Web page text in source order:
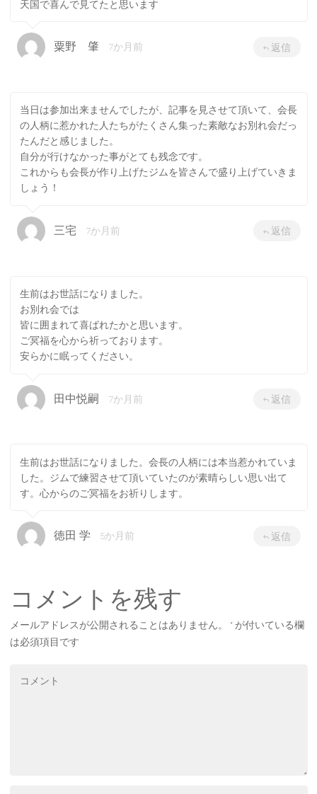
天国で喜んで見てたと思います
粟野 肇 7か月前 返信
当日は参加出来ませんでしたが、記事を見させて頂いて、会長
の人柄に惹かれた人たちがたくさん集った素敵なお別れ会だっ
たんだと感じました。
自分が行けなかった事がとても残念です。
これからも会長が作り上げたジムを皆さんで盛り上げていきま
しょう！
三宅 7か月前 返信
生前はお世話になりました。
お別れ会では
皆に囲まれて喜ばれたかと思います。
ご冥福を心から祈っております。
安らかに眠ってください。
田中悦嗣 7か月前 返信
生前はお世話になりました。会長の人柄には本当惹かれていま
した。ジムで練習させて頂いていたのが素晴らしい思い出て
す。心からのご冥福をお祈りします。
徳田 学 5か月前 返信
コメントを残す
メールアドレスが公開されることはありません。 * が付いている欄
は必須項目です